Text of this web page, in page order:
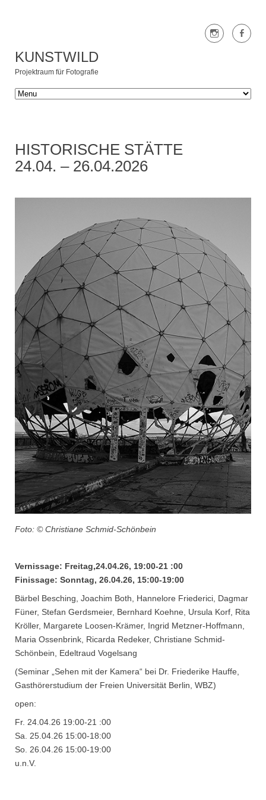
KUNSTWILD
Projektraum für Fotografie
HISTORISCHE STÄTTE
24.04. – 26.04.2026
Foto: © Christiane Schmid-Schönbein
Vernissage: Freitag,24.04.26, 19:00-21 :00
Finissage: Sonntag, 26.04.26, 15:00-19:00
Bärbel Besching, Joachim Both, Hannelore Friederici, Dagmar
Füner, Stefan Gerdsmeier, Bernhard Koehne, Ursula Korf, Rita
Kröller, Margarete Loosen-Krämer, Ingrid Metzner-Hoffmann,
Maria Ossenbrink, Ricarda Redeker, Christiane Schmid-
Schönbein, Edeltraud Vogelsang
(Seminar „Sehen mit der Kamera“ bei Dr. Friederike Hauffe,
Gasthörerstudium der Freien Universität Berlin, WBZ)
open:
Fr. 24.04.26 19:00-21 :00
Sa. 25.04.26 15:00-18:00
So. 26.04.26 15:00-19:00
u.n.V.